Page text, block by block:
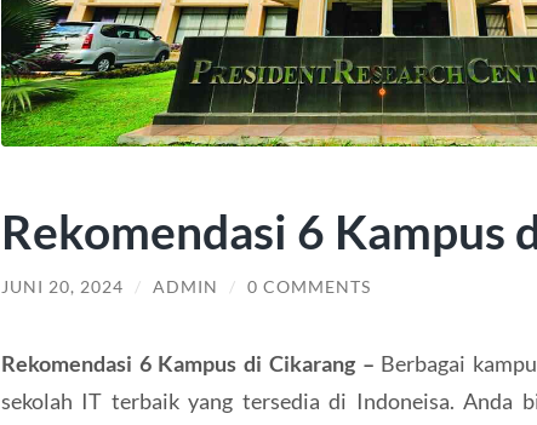
Rekomendasi 6 Kampus
JUNI 20, 2024 / ADMIN / 0 COMMENTS
Rekomendasi 6 Kampus di Cikarang – Berbagai
sekolah IT terbaik yang tersedia di Indoneisa. Anda